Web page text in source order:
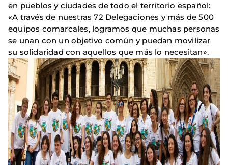
en pueblos y ciudades de todo el territorio español:
«A través de nuestras 72 Delegaciones y más de 500
equipos comarcales, logramos que muchas personas
se unan con un objetivo común y puedan movilizar
su solidaridad con aquellos que más lo necesitan».